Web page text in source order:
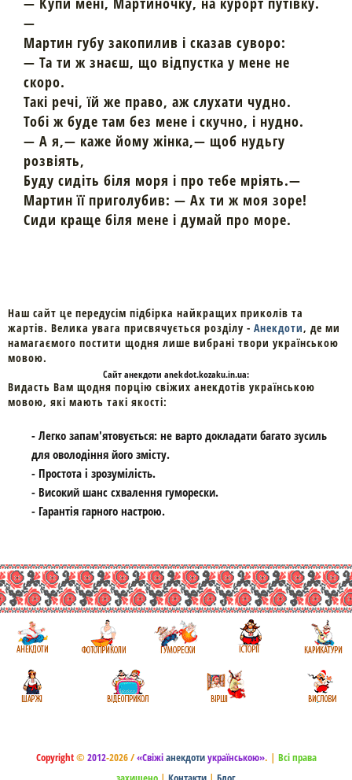
—
Мартин губу закопилив і сказав суворо:
— Та ти ж знаєш, що відпустка у мене не
скоро.
Такі речі, їй же право, аж слухати чудно.
Тобі ж буде там без мене і скучно, і нудно.
— А я,— каже йому жінка,— щоб нудьгу
розвіять,
Буду сидіть біля моря і про тебе мріять.—
Мартин її приголубив: — Ах ти ж моя зоре!
Сиди краще біля мене і думай про море.
Наш сайт це передусім підбірка найкращих приколів та
жартів. Велика увага присвячується розділу - Анекдоти, де ми
намагаємого постити щодня лише вибрані твори українською
мовою.
Cайтанекдоти anekdot.kozaku.in.ua:
Видасть Вам щодня порцію свіжих анекдотів українською
мовою, які мають такі якості:
- Легко запам'ятовується: не варто докладати багато зусиль
для оволодіння його змісту.
- Простота і зрозумілість.
- Високий шанс схвалення гуморески.
- Гарантія гарного настрою.
Copyright© 2012-2026 /«Свіжіанекдотиукраїнською». | Всі права